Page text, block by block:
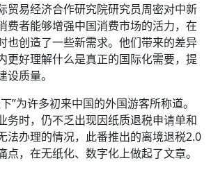
贸易经济合作研究院研究员周密对中新
费者能够增强中国消费市场的活力，在
也创造了一些新需求。他们带来的差异
更好理解什么是真正的国际化需要，提
质量。
”为许多初来中国的外国游客所称道。
务时，仍不乏出现因纸质退税申请单和
法办理的情况，此番推出的离境退税2.0
点，在无纸化、数字化上做起了文章。